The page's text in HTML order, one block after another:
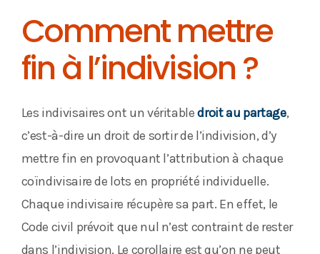
Comment mettre
fin à l’indivision ?
Les indivisaires ont un véritabledroit au partage,
c’est-à-dire un droit de sortir de l’indivision, d’y
mettre fin en provoquant l’attribution à chaque
coïndivisaire de lots en propriété individuelle.
Chaque indivisaire récupère sa part. En effet, le
Code civil prévoit que nul n’est contraint de rester
dans l’indivision. Le corollaire est qu’on ne peut